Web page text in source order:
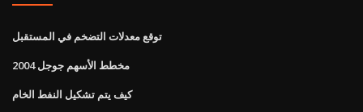
توقع معدلات التضخم في المستقبل
مخطط الأسهم جوجل 2004
كيف يتم تشكيل النفط الخام